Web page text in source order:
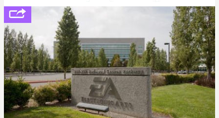
peine 2 000 dollars en poche. C'est toujours plus
cher payé que le temps passé à dev, mais ça
apprendra aux petits malins qu'on ne braque pas
Gabe Newell aussi facilement.P.